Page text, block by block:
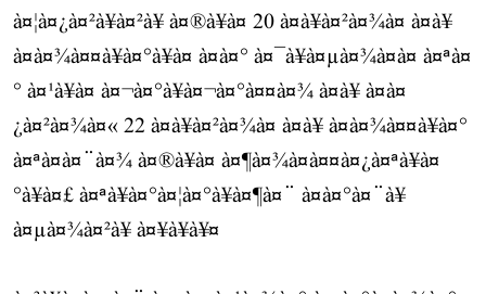
à¤¦à¤¿à¤²à¥à¤²à¥ à¤®à¥à¤ 20 à¤à¥à¤²à¤¾à¤ à¤à¥
à¤à¤¾à¤¤à¥à¤°à¥à¤ à¤à¤° à¤¯à¥à¤µà¤¾à¤à¤ à¤ªà¤
° à¤¹à¥à¤ à¤¬à¤°à¥à¤¬à¤°à¤¤à¤¾ à¤à¥ à¤à¤
¿à¤²à¤¾à¤« 22 à¤à¥à¤²à¤¾à¤ à¤à¥ à¤à¤¾à¤¤à¥à¤°
à¤ªà¤à¤¨à¤¾ à¤®à¥à¤ à¤¶à¤¾à¤à¤¤à¤¿à¤ªà¥à¤
°à¥à¤£ à¤ªà¥à¤°à¤¦à¤°à¥à¤¶à¤¨ à¤à¤°à¤¨à¥
à¤µà¤¾à¤²à¥ à¤¥à¥à¥¤